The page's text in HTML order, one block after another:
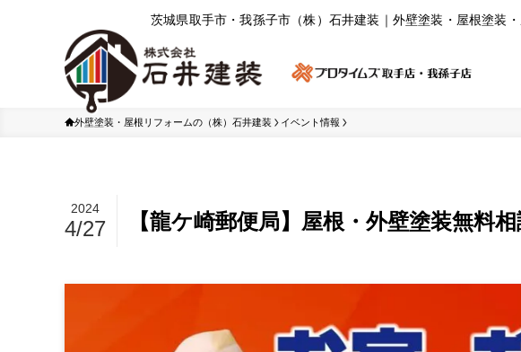
茨城県取⼿市・我孫⼦市（株）⽯井建装｜外壁塗装・屋根塗装
外壁塗装・屋根リフォームの（株）石井建装 イベント情報
【龍ケ崎郵便局】屋根・外壁塗装無料
2024
4/27